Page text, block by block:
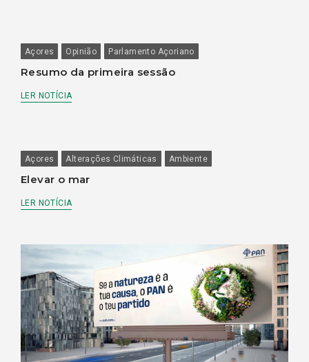
Açores Opinião Parlamento Açoriano
Resumo da primeira sessão
LER NOTÍCIA
Açores Alterações Climáticas Ambiente
Elevar o mar
LER NOTÍCIA